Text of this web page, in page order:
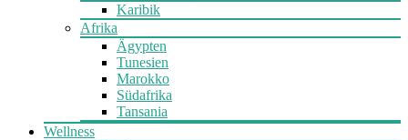
Karibik
Afrika
Ägypten
Tunesien
Marokko
Südafrika
Tansania
Wellness